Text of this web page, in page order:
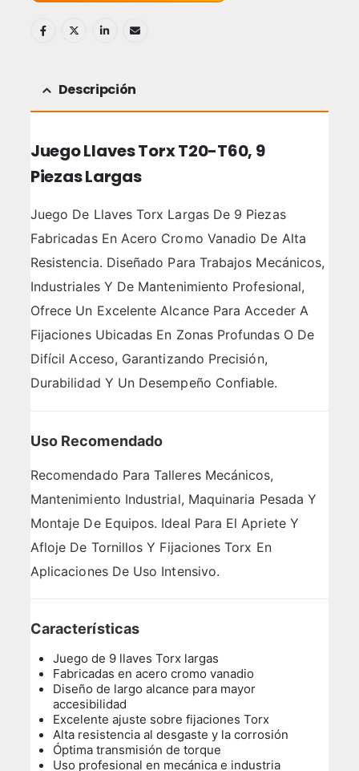
Descripción
Juego Llaves Torx T20-T60, 9
Piezas Largas
Juego De Llaves Torx Largas De 9 Piezas
Fabricadas En Acero Cromo Vanadio De Alta
Resistencia. Diseñado Para Trabajos Mecánicos,
Industriales Y De Mantenimiento Profesional,
Ofrece Un Excelente Alcance Para Acceder A
Fijaciones Ubicadas En Zonas Profundas O De
Difícil Acceso, Garantizando Precisión,
Durabilidad Y Un Desempeño Confiable.
Uso Recomendado
Recomendado Para Talleres Mecánicos,
Mantenimiento Industrial, Maquinaria Pesada Y
Montaje De Equipos. Ideal Para El Apriete Y
Afloje De Tornillos Y Fijaciones Torx En
Aplicaciones De Uso Intensivo.
Características
Juego de 9 llaves Torx largas
Fabricadas en acero cromo vanadio
Diseño de largo alcance para mayor
accesibilidad
Excelente ajuste sobre fijaciones Torx
Alta resistencia al desgaste y la corrosión
Óptima transmisión de torque
Uso profesional en mecánica e industria